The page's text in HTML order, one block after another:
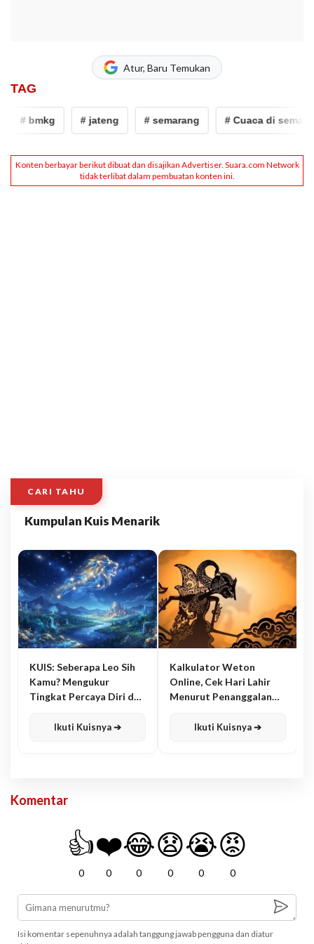
Atur, Baru Temukan
TAG
# bmkg # jateng # semarang # Cuaca di semarang
CARI TAHU
Kumpulan Kuis Menarik
KUIS: Seberapa Leo Sih
Kamu? Mengukur
Tingkat Percaya Diri dan
Ikuti Kuisnya ➔
Kalkulator Weton
Online, Cek Hari Lahir
Menurut Penanggalan
Ikuti Kuisnya ➔
Komentar
👍
0
❤️
0
😂
0
😧
0
😭
0
😡
0
Isi komentar sepenuhnya adalah tanggung jawab pengguna dan diatur